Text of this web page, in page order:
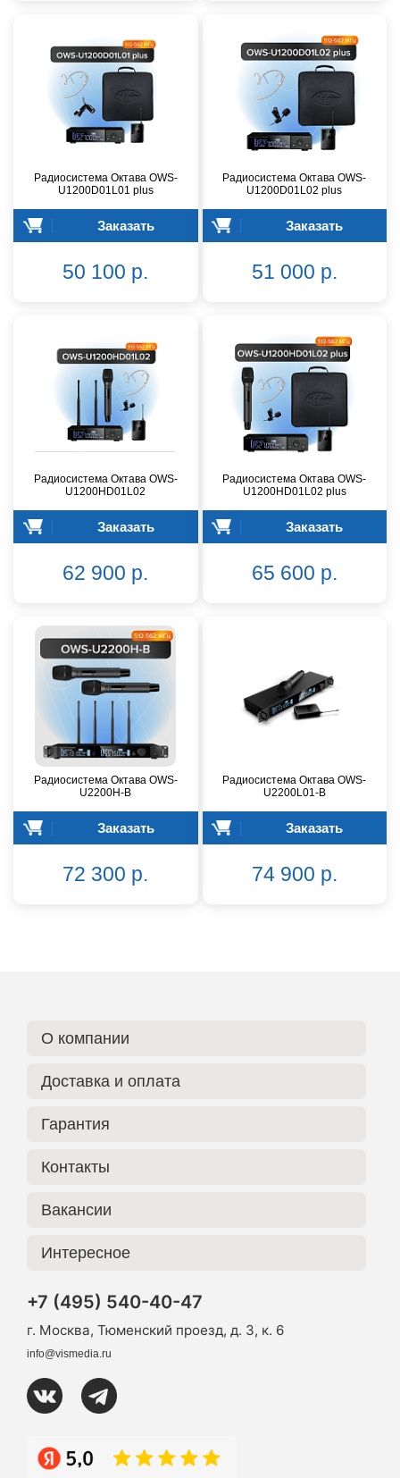
Радиосистема Октава OWS-
U1200D01L01 plus
Заказать
50 100 р.
Радиосистема Октава OWS-
U1200D01L02 plus
Заказать
51 000 р.
Радиосистема Октава OWS-
U1200HD01L02
Заказать
62 900 р.
Радиосистема Октава OWS-
U1200HD01L02 plus
Заказать
65 600 р.
Радиосистема Октава OWS-
U2200H-B
Заказать
72 300 р.
Радиосистема Октава OWS-
U2200L01-B
Заказать
74 900 р.
О компании
Доставка и оплата
Гарантия
Контакты
Вакансии
Интересное
+7 (495) 540-40-47
г. Москва, Тюменский проезд, д. 3, к. 6
info@vismedia.ru